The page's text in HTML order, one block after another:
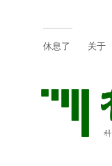
休息了 关于